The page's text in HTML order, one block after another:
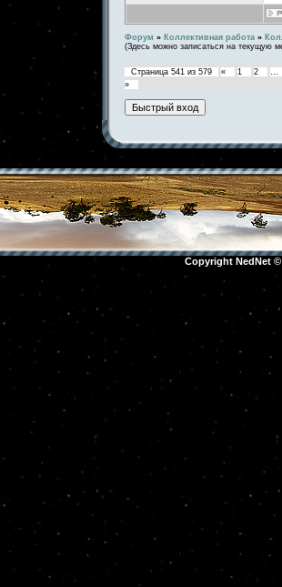
Форум » Коллективная работа »
(Здесь можно записаться на текущую
Страница 541 из 579 « 1 2
…
»
Copyright NedNet